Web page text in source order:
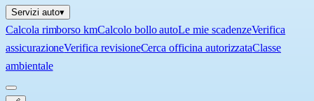
Servizi auto▾
Calcola rimborso kmCalcolo bollo autoLe mie scadenzeVerifica
assicurazioneVerifica revisioneCerca officina autorizzataClasse
ambientale